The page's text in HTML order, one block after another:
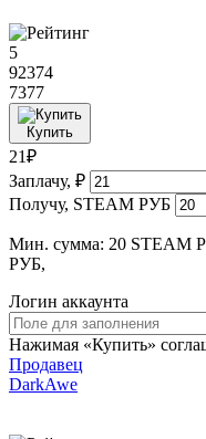
5
92374
7377
Купить
21₽
Заплачу, ₽
Получу, STEAM РУБ
Мин. сумма: 20 STEAM
РУБ,
Логин аккаунта
Нажимая «Купить»
Продавец
DarkAwe